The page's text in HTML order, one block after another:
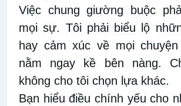
Việc chung giường buộc
mọi sự. Tôi phải biểu lộ
hay cảm xúc về mọi
nằm ngay kề bên nàng.
không cho tôi chọn lựa khác.
Bạn hiểu điều chính yếu cho